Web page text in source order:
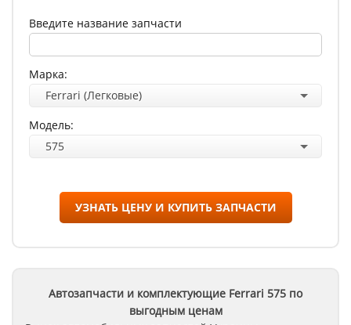
Введите название запчасти
Марка:
Ferrari (Легковые)
Модель:
575
УЗНАТЬ ЦЕНУ И КУПИТЬ ЗАПЧАСТИ
Автозапчасти и комплектующие Ferrari 575 по
выгодным ценам